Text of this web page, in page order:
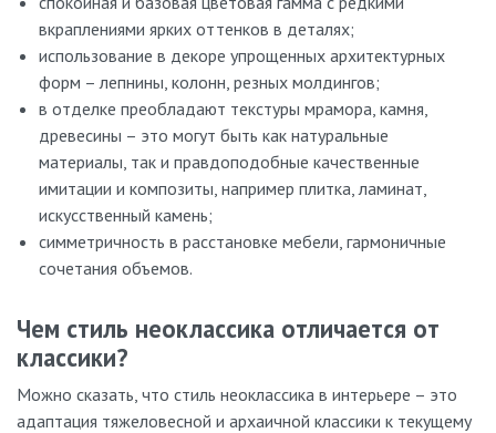
вкраплениями ярких оттенков в деталях;
использование в декоре упрощенных архитектурных
форм – лепнины, колонн, резных молдингов;
в отделке преобладают текстуры мрамора, камня,
древесины – это могут быть как натуральные
материалы, так и правдоподобные качественные
имитации и композиты, например плитка, ламинат,
искусственный камень;
симметричность в расстановке мебели, гармоничные
сочетания объемов.
Чем стиль неоклассика отличается от
классики?
Можно сказать, что стиль неоклассика в интерьере – это
адаптация тяжеловесной и архаичной классики к текущему